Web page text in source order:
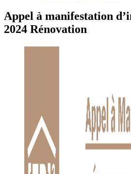
Appel à manifestation
2024 Rénovation